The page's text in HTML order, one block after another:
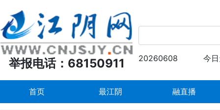
举报电话：68150911 20260608 今
首页 最江阴 融直播